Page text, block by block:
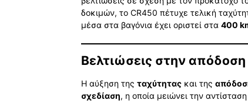
δοκιμών, το CR450 πέτυχε τελική
μέσα στα βαγόνια έχει οριστεί στα 400
Βελτιώσεις στην απόδοση
Η αύξηση της ταχύτητας και της
σχεδίαση, η οποία μειώνει την